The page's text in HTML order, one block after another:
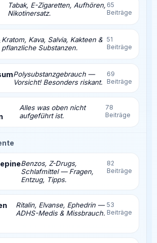
Tabak, E-Zigaretten, Aufhören,
Nikotinersatz.
65
Beiträge
Kratom, Kava, Salvia, Kakteen &
pflanzliche Substanzen.
51
Beiträge
Polysubstanzgebrauch —
Vorsicht! Besonders riskant.
69
Beiträge
Alles was oben nicht
aufgeführt ist.
78
Beiträge
Benzos, Z-Drugs,
Schlafmittel — Fragen,
Entzug, Tipps.
82
Beiträge
Ritalin, Elvanse, Ephedrin —
ADHS-Medis & Missbrauch.
53
Beiträge